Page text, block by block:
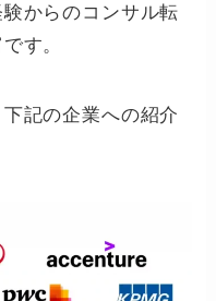
からのコンサル転
す。
記の企業への紹介